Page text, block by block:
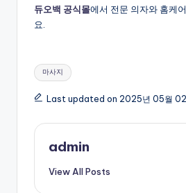
듀오백 공식몰에서 전문 의자와 홈케
요.
Tags:
마사지
Last updated on 2025년 05월
admin
View All Posts